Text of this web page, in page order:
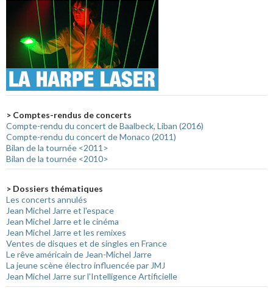
> Comptes-rendus de concerts
Compte-rendu du concert de Baalbeck, Liban (2016)
Compte-rendu du concert de Monaco (2011)
Bilan de la tournée <2011>
Bilan de la tournée <2010>
> Dossiers thématiques
Les concerts annulés
Jean Michel Jarre et l'espace
Jean Michel Jarre et le cinéma
Jean Michel Jarre et les remixes
Ventes de disques et de singles en France
Le rêve américain de Jean-Michel Jarre
La jeune scène électro influencée par JMJ
Jean Michel Jarre sur l'Intelligence Artificielle